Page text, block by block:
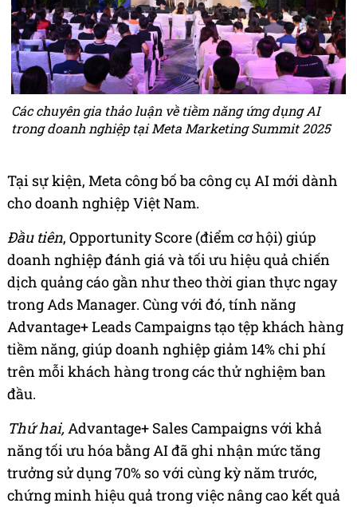
Các chuyên gia thảo luận về tiềm năng ứng dụng AI
trong doanh nghiệp tại Meta Marketing Summit 2025
Tại sự kiện, Meta công bố ba công cụ AI mới dành
cho doanh nghiệp Việt Nam.
Đầu tiên, Opportunity Score (điểm cơ hội) giúp
doanh nghiệp đánh giá và tối ưu hiệu quả chiến
dịch quảng cáo gần như theo thời gian thực ngay
trong Ads Manager. Cùng với đó, tính năng
Advantage+ Leads Campaigns tạo tệp khách hàng
tiềm năng, giúp doanh nghiệp giảm 14% chi phí
trên mỗi khách hàng trong các thử nghiệm ban
đầu.
Thứ hai,Advantage+ Sales Campaigns với khả
năng tối ưu hóa bằng AI đã ghi nhận mức tăng
trưởng sử dụng 70% so với cùng kỳ năm trước,
chứng minh hiệu quả trong việc nâng cao kết quả